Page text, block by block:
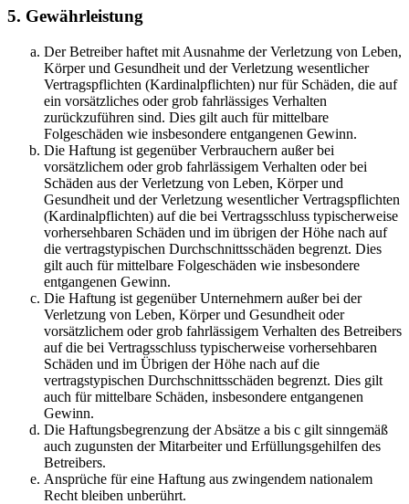
5. Gewährleistung
Der Betreiber haftet mit Ausnahme der Verletzung von Leben,
Körper und Gesundheit und der Verletzung wesentlicher
Vertragspflichten (Kardinalpflichten) nur für Schäden, die auf
ein vorsätzliches oder grob fahrlässiges Verhalten
zurückzuführen sind. Dies gilt auch für mittelbare
Folgeschäden wie insbesondere entgangenen Gewinn.
Die Haftung ist gegenüber Verbrauchern außer bei
vorsätzlichem oder grob fahrlässigem Verhalten oder bei
Schäden aus der Verletzung von Leben, Körper und
Gesundheit und der Verletzung wesentlicher Vertragspflichten
(Kardinalpflichten) auf die bei Vertragsschluss typischerweise
vorhersehbaren Schäden und im übrigen der Höhe nach auf
die vertragstypischen Durchschnittsschäden begrenzt. Dies
gilt auch für mittelbare Folgeschäden wie insbesondere
entgangenen Gewinn.
Die Haftung ist gegenüber Unternehmern außer bei der
Verletzung von Leben, Körper und Gesundheit oder
vorsätzlichem oder grob fahrlässigem Verhalten des Betreibers
auf die bei Vertragsschluss typischerweise vorhersehbaren
Schäden und im Übrigen der Höhe nach auf die
vertragstypischen Durchschnittsschäden begrenzt. Dies gilt
auch für mittelbare Schäden, insbesondere entgangenen
Gewinn.
Die Haftungsbegrenzung der Absätze a bis c gilt sinngemäß
auch zugunsten der Mitarbeiter und Erfüllungsgehilfen des
Betreibers.
Ansprüche für eine Haftung aus zwingendem nationalem
Recht bleiben unberührt.